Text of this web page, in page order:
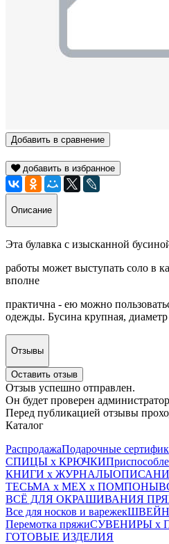
Добавить в сравнение
добавить в избранное
Описание
Эта булавка с изысканной
работы может выступать соло в
вполне
практична - ею можно
одежды. Бусина крупная,
Отзывы
Оставить отзыв
Отзыв успешно отправлен.
Он будет проверен
Перед публикацией отзывы
Каталог
РаспродажаПодарочные
СПИЦЫ х КРЮЧКИ
КНИГИ х ЖУРНАЛЫ
ТЕСЬМА х МЕХ х ПОМПОНЫ
ВСЁ ДЛЯ ОКРАШИВАНИЯ
Все для носков и варежек
Перемотка пряжиСУВЕНИРЫ х
ГОТОВЫЕ ИЗДЕЛИЯ